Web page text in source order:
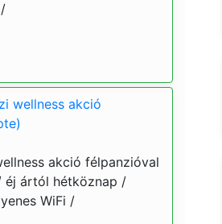
wellness akció
akció félpanzióval
éj ártól hétköznap /
WiFi /